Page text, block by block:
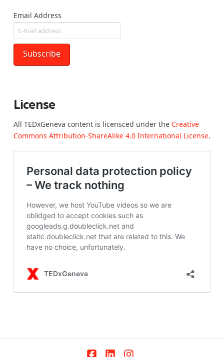
Email Address
License
All TEDxGeneva content is licensced under the Creative
Commons Attribution-ShareAlike 4.0 International License.
Facebook
LinkedIn